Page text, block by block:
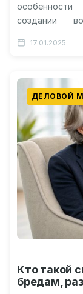
создании
тактильной
17.01.2025
ДЕЛОВОЙ
Кто такой
бредам,